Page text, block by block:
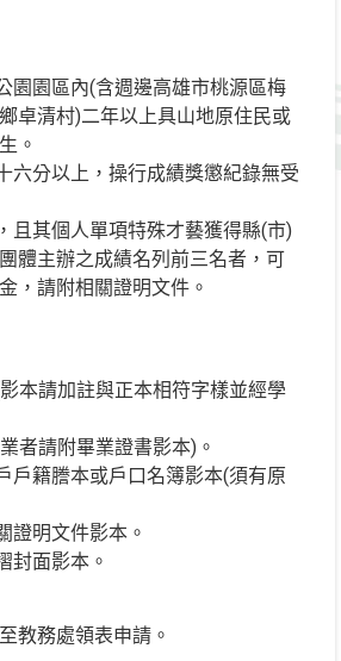
園園區內(含週邊高雄市桃源區梅
卓清村)二年以上具山地原住民或
。
六分以上，操行成績獎懲紀錄無受
且其個人單項特殊才藝獲得縣(市)
體主辦之成績名列前三名者，可
，請附相關證明文件。
本請加註與正本相符字樣並經學
者請附畢業證書影本)。
戶籍謄本或戶口名簿影本(須有原
證明文件影本。
封面影本。
教務處領表申請。